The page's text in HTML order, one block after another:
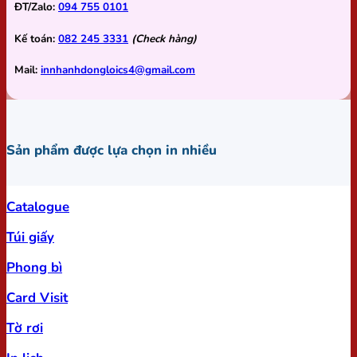
ĐT/Zalo: 094 755 0101
Kế toán: 082 245 3331 (Check hàng)
Mail: innhanhdongloics4@gmail.com
Sản phẩm được lựa chọn in nhiều
Catalogue
Túi giấy
Phong bì
Card Visit
Tờ rơi